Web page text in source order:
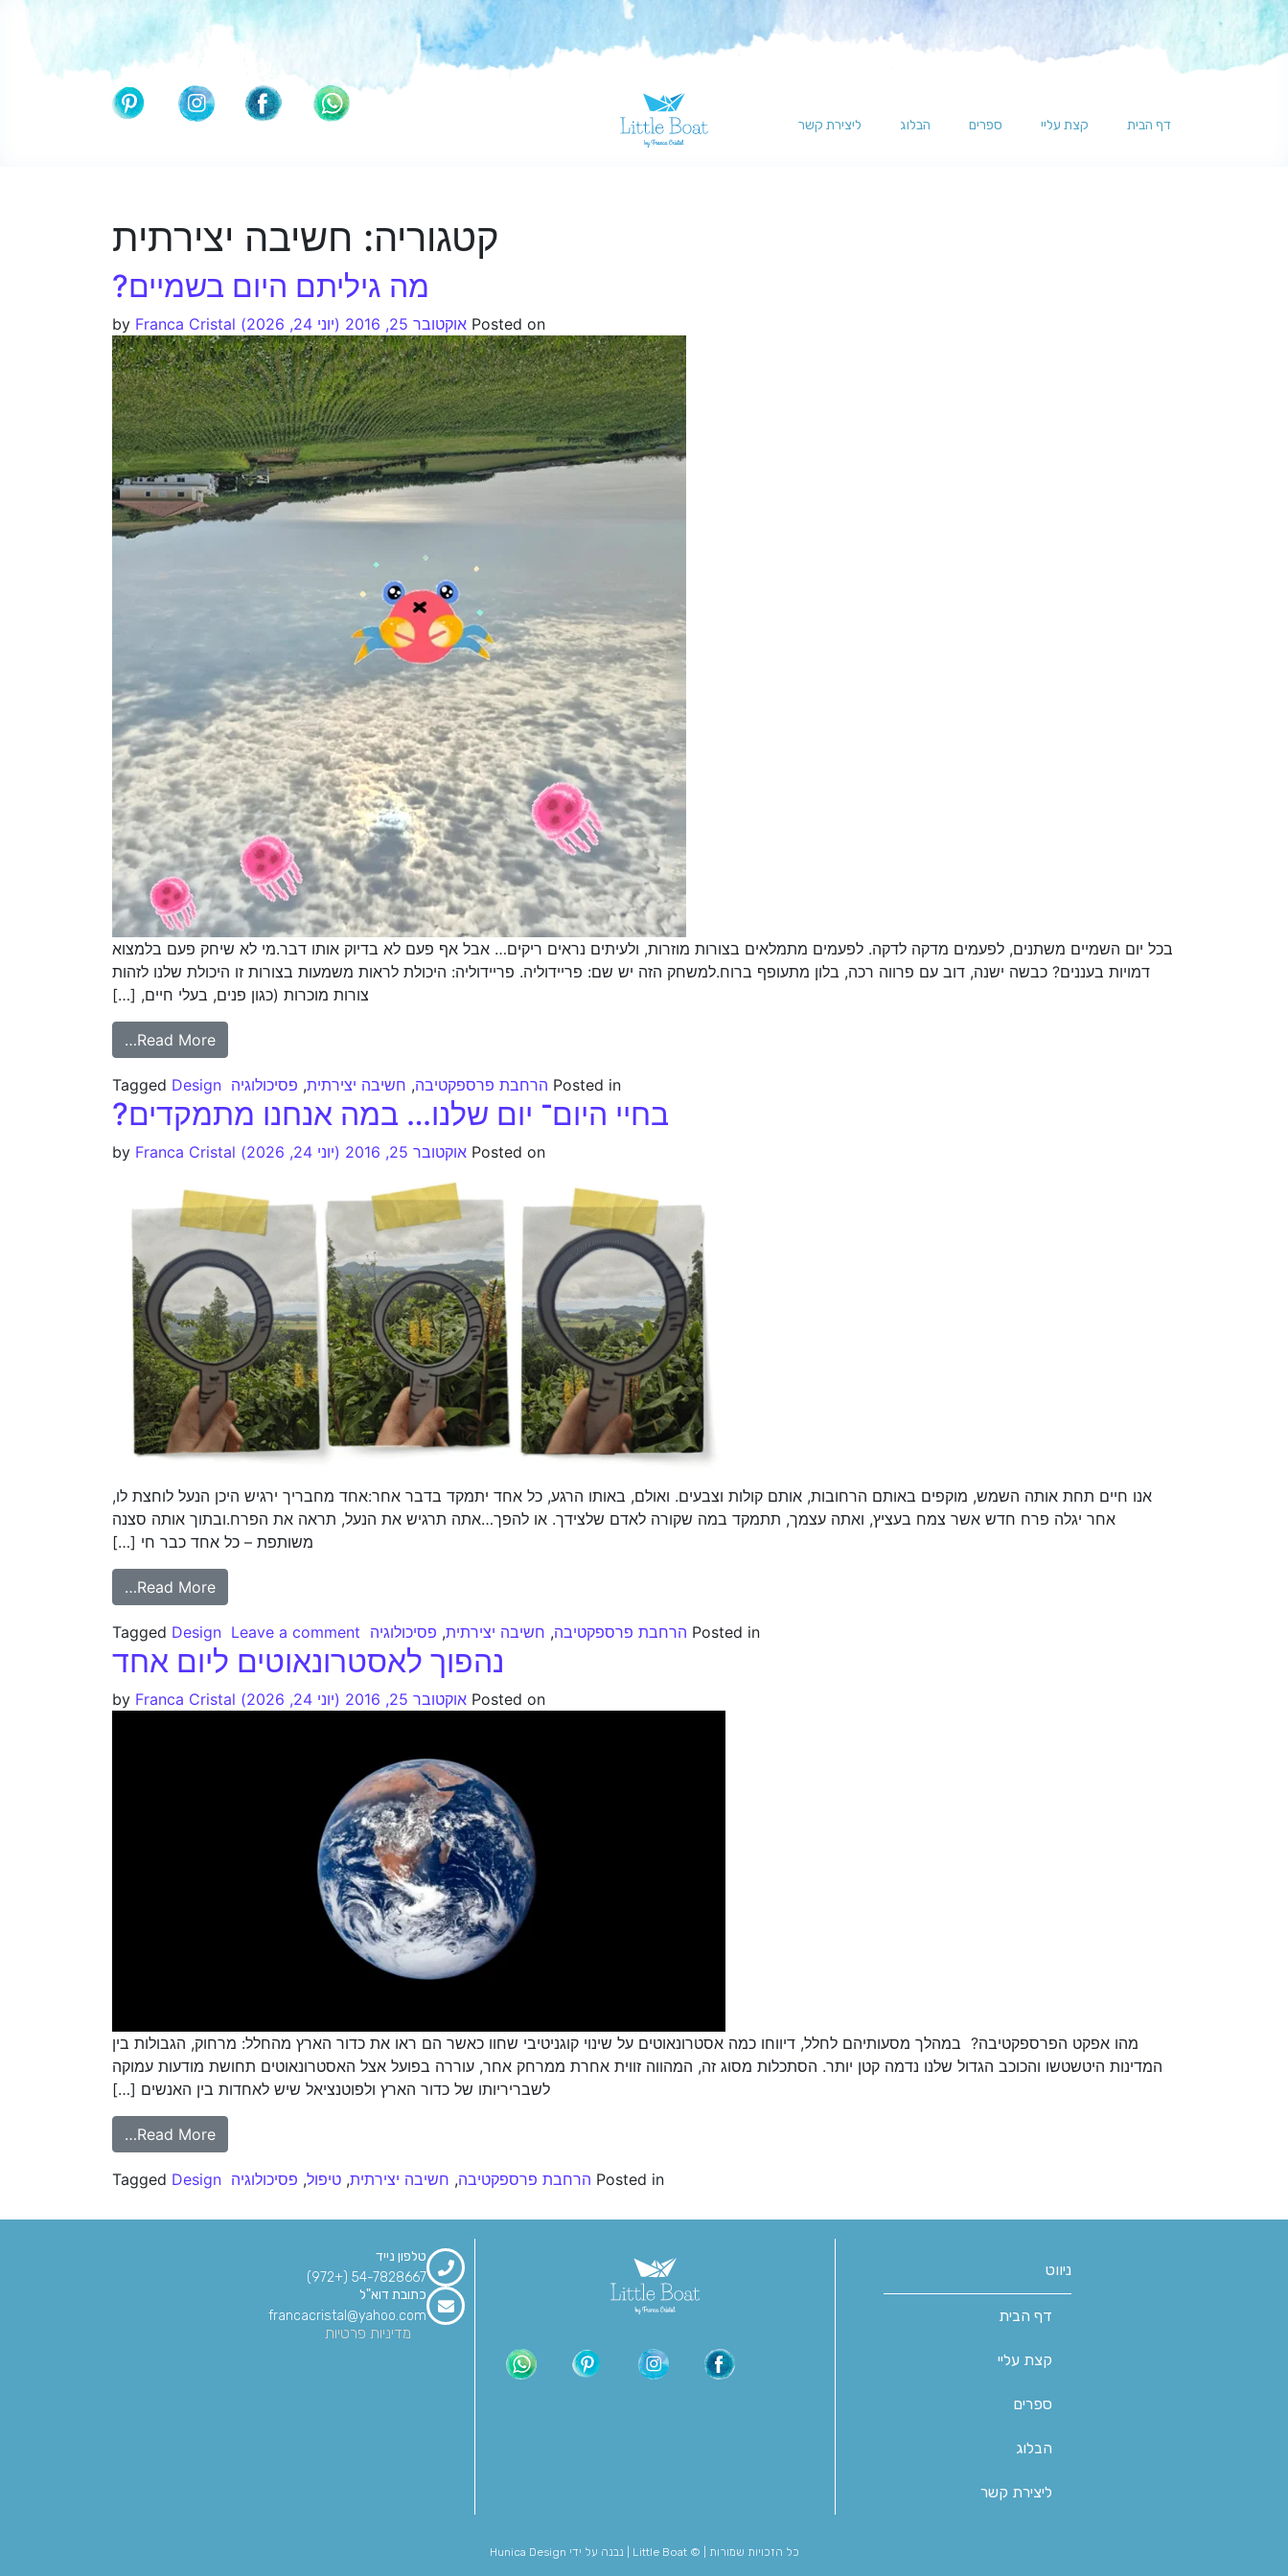
דף הבית קצת עליי ספרים הבלוג ליצירת קשר
קטגוריה: חשיבה יצירתית
מה גיליתם היום בשמיים?
Posted on אוקטובר 25, 2016 (יוני 24, 2026) by Franca Cristal
בכל יום השמיים משתנים, לפעמים מדקה לדקה. לפעמים מתמלאים בצורות מוזרות, ולעיתים נראים ריקים… אבל אף פעם לא בדיוק אותו דבר.מי לא שיחק פעם בלמצוא
דמויות בעננים? כבשה ישנה, דוב עם פרווה רכה, בלון מתעופף ברוח.למשחק הזה יש שם: פריידוליה. פריידוליה: היכולת לראות משמעות בצורות זו היכולת שלנו לזהות
צורות מוכרות (כגון פנים, בעלי חיים, […]
Read More…
Posted in הרחבת פרספקטיבה, חשיבה יצירתית, פסיכולוגיה Tagged Design
בחיי היום־ יום שלנו… במה אנחנו מתמקדים?
Posted on אוקטובר 25, 2016 (יוני 24, 2026) by Franca Cristal
אנו חיים תחת אותה השמש, מוקפים באותם הרחובות, אותם קולות וצבעים. ואולם, באותו הרגע, כל אחד יתמקד בדבר אחר:אחד מחבריך ירגיש היכן הנעל לוחצת לו,
אחר יגלה פרח חדש אשר צמח בעציץ, ואתה עצמך, תתמקד במה שקורה לאדם שלצידך. או להפך…אתה תרגיש את הנעל, תראה את הפרח.ובתוך אותה סצנה
משותפת – כל אחד כבר חי […]
Read More…
Posted in הרחבת פרספקטיבה, חשיבה יצירתית, פסיכולוגיה Tagged Design Leave a comment
נהפוך לאסטרונאוטים ליום אחד
Posted on אוקטובר 25, 2016 (יוני 24, 2026) by Franca Cristal
מהו אפקט הפרספקטיבה? במהלך מסעותיהם לחלל, דיווחו כמה אסטרונאוטים על שינוי קוגניטיבי שחוו כאשר הם ראו את כדור הארץ מהחלל: מרחוק, הגבולות בין
המדינות היטשטשו והכוכב הגדול שלנו נדמה קטן יותר. הסתכלות מסוג זה, המהווה זווית אחרת ממרחק אחר, עוררה בפועל אצל האסטרונאוטים תחושת מודעות עמוקה
לשבריריותו של כדור הארץ ולפוטנציאל שיש לאחדות בין האנשים […]
Read More…
Posted in הרחבת פרספקטיבה, חשיבה יצירתית, טיפול, פסיכולוגיה Tagged Design
ניווט
דף הבית
קצת עליי
ספרים
הבלוג
ליצירת קשר
טלפון נייד
54-7828667 (+972)
כתובת דוא"ל
francacristal@yahoo.com
מדיניות פרטיות
כל הזכויות שמורות | © Little Boat | נבנה על ידי Hunica Design